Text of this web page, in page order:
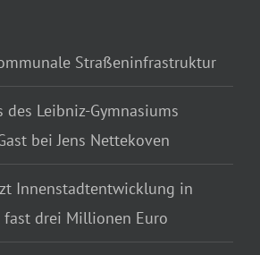
Straßeninfrastruktur
des Leibniz-Gymnasiums
bei Jens Nettekoven
Innenstadtentwicklung in
fast drei Millionen Euro